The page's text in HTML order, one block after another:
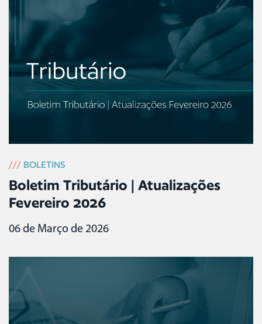
/// BOLETINS
Boletim Tributário | Atualizações
Fevereiro 2026
06 de Março de 2026